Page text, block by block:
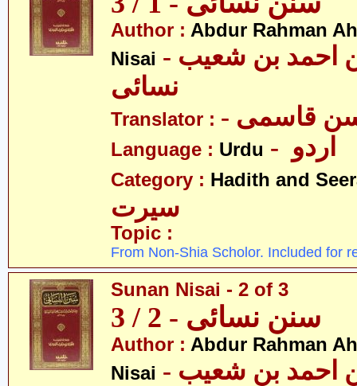
Author : Abdur Rahman
Nisai - عبدالرّحمٰن احمد بن شعیب
نسائی
Translator : قاسمی
Language : Urdu
Category : Hadith and
سیرت
Topic :
From Non-Shia Scholor. Included for
Sunan Nisai - 2 of 3
سنن نسائی - 2 / 3
Author : Abdur Rahman
Nisai - عبدالرّحمٰن احمد بن شعیب